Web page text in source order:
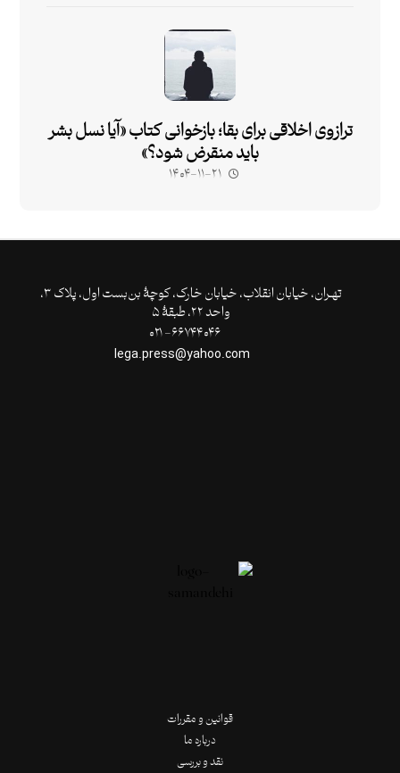
ترازوی اخلاقی برای بقا؛ بازخوانی کتاب «آیا نسل بشر
باید منقرض شود؟»
۱۴۰۴-۱۱-۲۱
تهـران،‌ خیابان انقلاب، خیابان خارک، کوچۀ بن‌بست اول، پلاک ۳،
واحد ۲۲، طبقۀ ۵
قوانین و مقررات
درباره ما
نقد و بررسی